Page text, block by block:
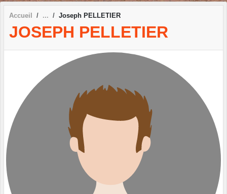
Accueil Joseph PELLETIER
JOSEPH PELLETIER